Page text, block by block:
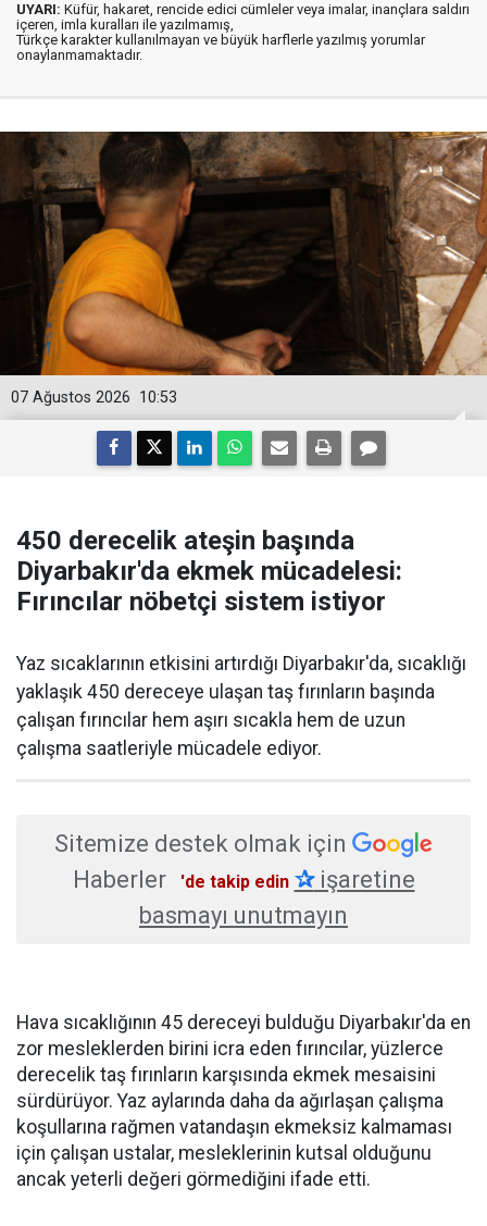
UYARI: Küfür, hakaret, rencide edici cümleler veya imalar, inançlara saldırı
içeren, imla kuralları ile yazılmamış,
Türkçe karakter kullanılmayan ve büyük harflerle yazılmış yorumlar
onaylanmamaktadır.
10:53
07 Ağustos 2026
450 derecelik ateşin başında
Diyarbakır'da ekmek mücadelesi:
Fırıncılar nöbetçi sistem istiyor
Yaz sıcaklarının etkisini artırdığı Diyarbakır'da, sıcaklığı
yaklaşık 450 dereceye ulaşan taş fırınların başında
çalışan fırıncılar hem aşırı sıcakla hem de uzun
çalışma saatleriyle mücadele ediyor.
Sitemize destek olmak için
Haberler
'de takip edin ✰işaretine
basmayı unutmayın
Hava sıcaklığının 45 dereceyi bulduğu Diyarbakır'da en
zor mesleklerden birini icra eden fırıncılar, yüzlerce
derecelik taş fırınların karşısında ekmek mesaisini
sürdürüyor. Yaz aylarında daha da ağırlaşan çalışma
koşullarına rağmen vatandaşın ekmeksiz kalmaması
için çalışan ustalar, mesleklerinin kutsal olduğunu
ancak yeterli değeri görmediğini ifade etti.